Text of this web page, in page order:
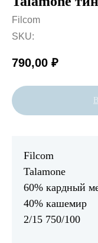
Filcom
SKU:
790,00 ₽
Filcom
Talamone
60% кардный
40% кашемир
2/15 750/100